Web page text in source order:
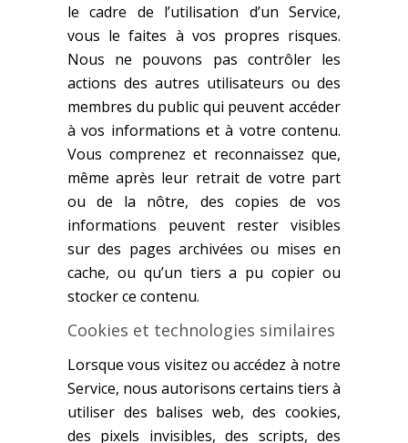
le cadre de l’utilisation d’un Service,
vous le faites à vos propres risques.
Nous ne pouvons pas contrôler les
actions des autres utilisateurs ou des
membres du public qui peuvent accéder
à vos informations et à votre contenu.
Vous comprenez et reconnaissez que,
même après leur retrait de votre part
ou de la nôtre, des copies de vos
informations peuvent rester visibles
sur des pages archivées ou mises en
cache, ou qu’un tiers a pu copier ou
stocker ce contenu.
Cookies et technologies similaires
Lorsque vous visitez ou accédez à notre
Service, nous autorisons certains tiers à
utiliser des balises web, des cookies,
des pixels invisibles, des scripts, des